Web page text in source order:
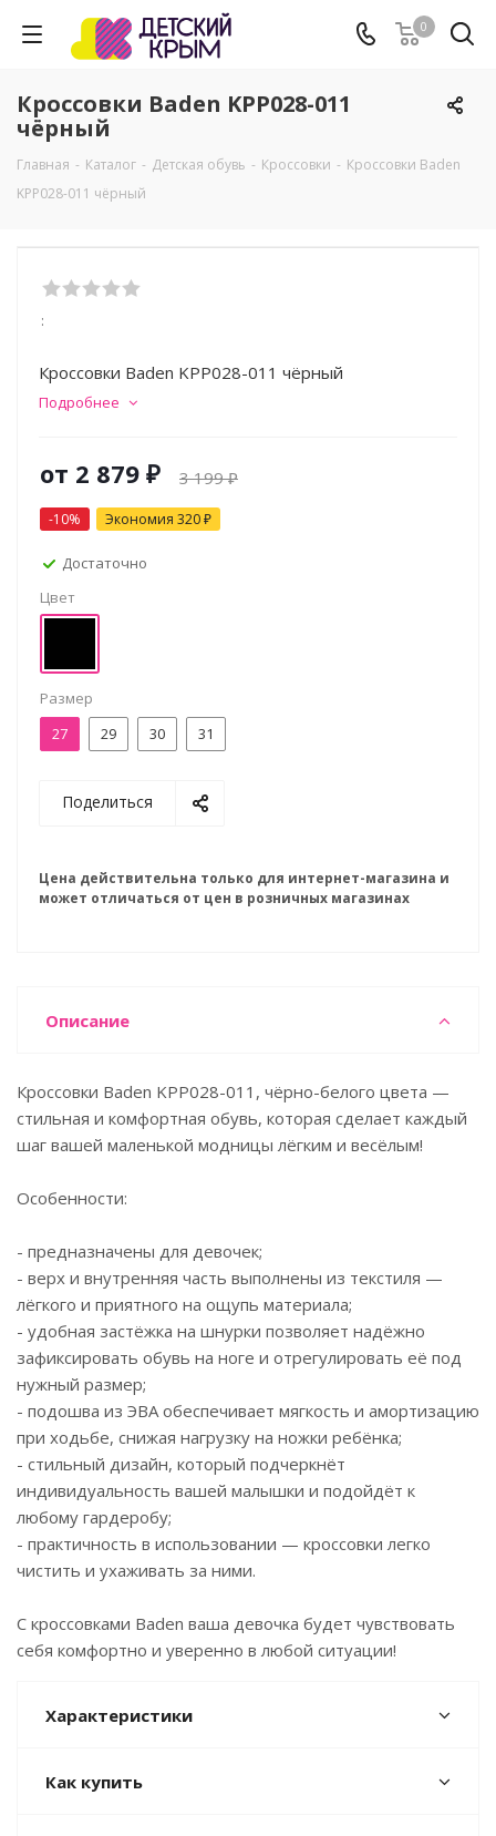
0
Кроссовки Baden KPP028-011
чёрный
Главная - Каталог - Детская обувь - Кроссовки - Кроссовки Baden
KPP028-011 чёрный
:
Кроссовки Baden KPP028-011 чёрный
Подробнее
от 2 879 ₽ 3 199 ₽
-10% Экономия 320 ₽
Достаточно
Цвет
Размер
27
29 30 31
Поделиться
Цена действительна только для интернет-магазина и
может отличаться от цен в розничных магазинах
Описание
Кроссовки Baden KPP028-011, чёрно-белого цвета —
стильная и комфортная обувь, которая сделает каждый
шаг вашей маленькой модницы лёгким и весёлым!
Особенности:
- предназначены для девочек;
- верх и внутренняя часть выполнены из текстиля —
лёгкого и приятного на ощупь материала;
- удобная застёжка на шнурки позволяет надёжно
зафиксировать обувь на ноге и отрегулировать её под
нужный размер;
- подошва из ЭВА обеспечивает мягкость и амортизацию
при ходьбе, снижая нагрузку на ножки ребёнка;
- стильный дизайн, который подчеркнёт
индивидуальность вашей малышки и подойдёт к
любому гардеробу;
- практичность в использовании — кроссовки легко
чистить и ухаживать за ними.
С кроссовками Baden ваша девочка будет чувствовать
себя комфортно и уверенно в любой ситуации!
Характеристики
Как купить